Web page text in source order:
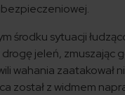
środku sytuacji
jeleń, zmuszając
wahania zaatakował
został z widmem